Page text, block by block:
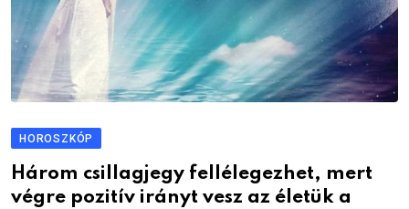
HOROSZKÓP
Három csillagjegy fellélegezhet, mert
végre pozitív irányt vesz az életük a